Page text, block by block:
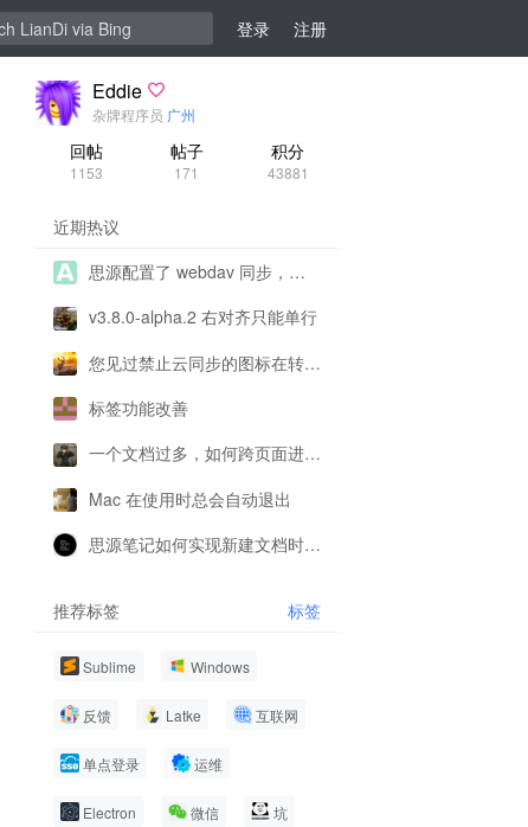
登录 注册
Eddie
杂牌程序员 广州
回帖
1153
帖子
171
积分
43881
近期热议
思源配置了 webdav 同步，为什么一直提示配置有问题呀？
v3.8.0-alpha.2 右对齐只能单行
您见过禁止云同步的图标在转圈圈吗
标签功能改善
一个文档过多，如何跨页面进行复制
Mac 在使用时总会自动退出
思源笔记如何实现新建文档时根据特定关键词的文档标题，自动添加特定的数据库
推荐标签 标签
Sublime Windows
反馈 Latke 互联网
单点登录 运维
Electron 微信 坑